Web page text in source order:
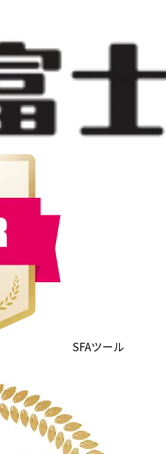
SFAツール